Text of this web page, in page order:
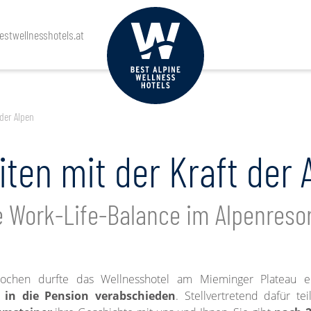
Alpen
mit der Kraft der
Work-Life-Balance im
durfte das Wellnesshotel am Mieminger Plateau
in die Pension verabschieden. Stellvertretend dafür